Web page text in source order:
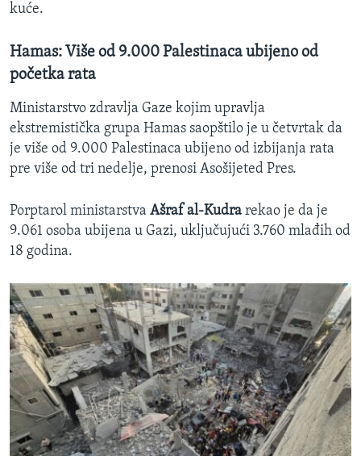
kuće.
Hamas: Više od 9.000 Palestinaca ubijeno od
početka rata
Ministarstvo zdravlja Gaze kojim upravlja
ekstremistička grupa Hamas saopštilo je u četvrtak da
je više od 9.000 Palestinaca ubijeno od izbijanja rata
pre više od tri nedelje, prenosi Asošijeted Pres.
Porptarol ministarstva Ašraf al-Kudra rekao je da je
9.061 osoba ubijena u Gazi, uključujući 3.760 mlađih od
18 godina.